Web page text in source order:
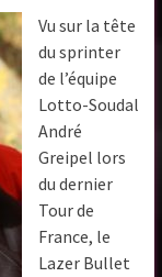
Vu sur la tête
du sprinter
de l’équipe
Lotto-Soudal
André
Greipel lors
du dernier
Tour de
France, le
Lazer Bullet